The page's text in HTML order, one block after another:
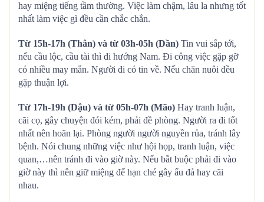
hay miệng tiếng tầm thường. Việc làm chậm, lâu la nhưng tốt
nhất làm việc gì đều cần chắc chắn.
Từ 15h-17h (Thân) và từ 03h-05h (Dần) Tin vui sắp tới,
nếu cầu lộc, cầu tài thì đi hướng Nam. Đi công việc gặp gỡ
có nhiều may mắn. Người đi có tin về. Nếu chăn nuôi đều
gặp thuận lợi.
Từ 17h-19h (Dậu) và từ 05h-07h (Mão) Hay tranh luận,
cãi cọ, gây chuyện đói kém, phải đề phòng. Người ra đi tốt
nhất nên hoãn lại. Phòng người người nguyền rủa, tránh lây
bệnh. Nói chung những việc như hội họp, tranh luận, việc
quan,…nên tránh đi vào giờ này. Nếu bắt buộc phải đi vào
giờ này thì nên giữ miệng để hạn ché gây ẩu đả hay cãi
nhau.